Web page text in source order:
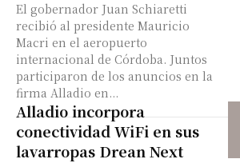
El gobernador Juan Schiaretti
recibió al presidente Mauricio
Macri en el aeropuerto
internacional de Córdoba. Juntos
participaron de los anuncios en la
firma Alladio en...
Alladio incorpora
conectividad WiFi en sus
lavarropas Drean Next